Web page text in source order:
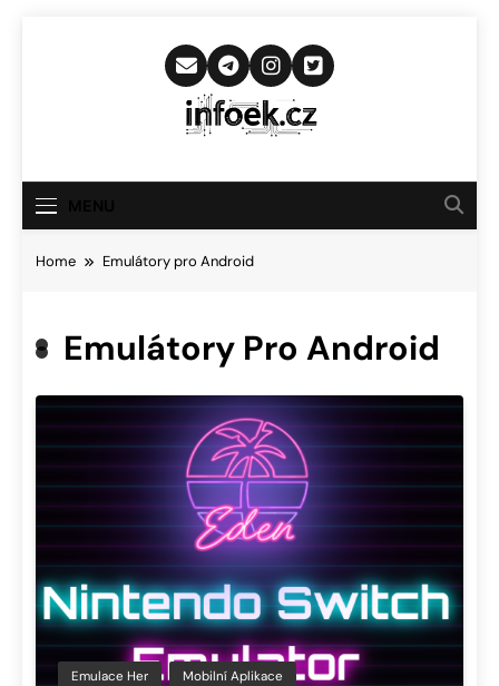
Infoek.cz
Novinkám
Home Emulátory pro Android
Emulátory Pro Android
Emulace Her Mobilní Aplikace